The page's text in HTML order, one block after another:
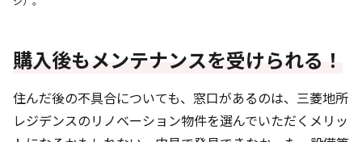
購入後もメンテナンスを受けられる！
住んだ後の不具合についても、窓口があるのは、三菱地所
レジデンスのリノベーション物件を選んでいただくメリッ